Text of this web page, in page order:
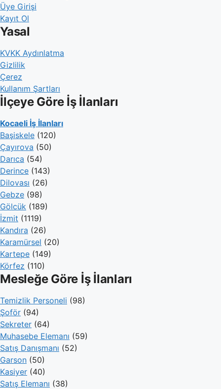
Üye Girişi
Kayıt Ol
Yasal
KVKK Aydınlatma
Gizlilik
Çerez
Kullanım Şartları
İlçeye Göre İş İlanları
Kocaeli İş İlanları
Başiskele (120)
Çayırova (50)
Darıca (54)
Derince (143)
Dilovası (26)
Gebze (98)
Gölcük (189)
İzmit (1119)
Kandıra (26)
Karamürsel (20)
Kartepe (149)
Körfez (110)
Mesleğe Göre İş İlanları
Temizlik Personeli (98)
Şoför (94)
Sekreter (64)
Muhasebe Elemanı (59)
Satış Danışmanı (52)
Garson (50)
Kasiyer (40)
Satış Elemanı (38)